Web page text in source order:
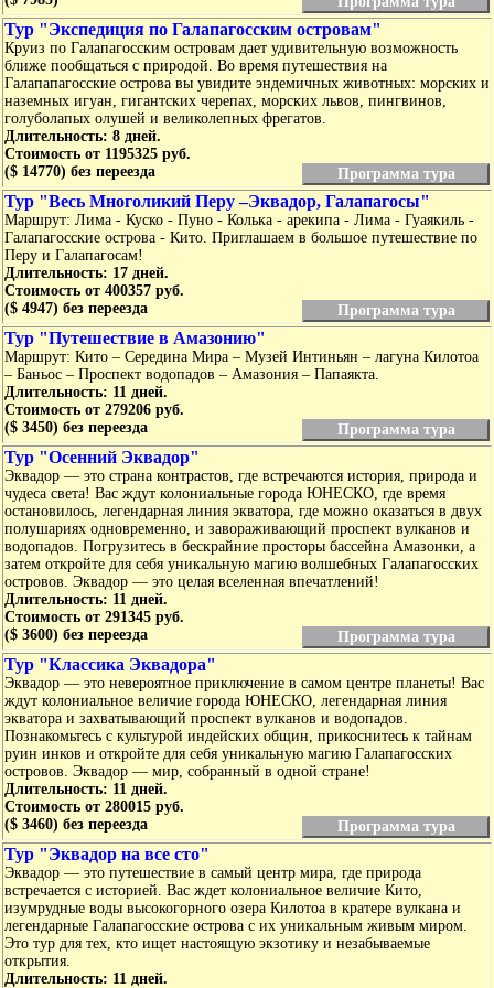
Тур "Экспедиция по Галапагосским островам"
Круиз по Галапагосским островам дает удивительную возможность
ближе пообщаться с природой. Во время путешествия на
Галапапагосские острова вы увидите эндемичных животных: морских и
наземных игуан, гигантских черепах, морских львов, пингвинов,
голуболапых олушей и великолепных фрегатов.
Длительность: 8 дней.
Стоимость от 1195325 руб.
($ 14770) без переезда
Программа тура
Тур "Весь Mноголикий Перу –Эквадор, Галапагосы"
Маршрут: Лима - Куско - Пуно - Колька - арекипа - Лима - Гуаякиль -
Галапагосские острова - Кито. Приглашаем в большое путешествие по
Перу и Галапагосам!
Длительность: 17 дней.
Стоимость от 400357 руб.
($ 4947) без переезда
Программа тура
Тур "Путешествие в Амазонию"
Маршрут: Кито – Середина Мира – Музей Интиньян – лагуна Килотоа
– Баньос – Проспект водопадов – Амазония – Папаякта.
Длительность: 11 дней.
Стоимость от 279206 руб.
($ 3450) без переезда
Программа тура
Тур "Осенний Эквадор"
Эквадор — это страна контрастов, где встречаются история, природа и
чудеса света! Вас ждут колониальные города ЮНЕСКО, где время
остановилось, легендарная линия экватора, где можно оказаться в двух
полушариях одновременно, и завораживающий проспект вулканов и
водопадов. Погрузитесь в бескрайние просторы бассейна Амазонки, а
затем откройте для себя уникальную магию волшебных Галапагосских
островов. Эквадор — это целая вселенная впечатлений!
Длительность: 11 дней.
Стоимость от 291345 руб.
($ 3600) без переезда
Программа тура
Тур "Классика Эквадора"
Эквадор — это невероятное приключение в самом центре планеты! Вас
ждут колониальное величие города ЮНЕСКО, легендарная линия
экватора и захватывающий проспект вулканов и водопадов.
Познакомьтесь с культурой индейских общин, прикоснитесь к тайнам
руин инков и откройте для себя уникальную магию Галапагосских
островов. Эквадор — мир, собранный в одной стране!
Длительность: 11 дней.
Стоимость от 280015 руб.
($ 3460) без переезда
Программа тура
Тур "Эквадор на все сто"
Эквадор — это путешествие в самый центр мира, где природа
встречается с историей. Вас ждет колониальное величие Кито,
изумрудные воды высокогорного озера Килотоа в кратере вулкана и
легендарные Галапагосские острова с их уникальным живым миром.
Это тур для тех, кто ищет настоящую экзотику и незабываемые
открытия.
Длительность: 11 дней.